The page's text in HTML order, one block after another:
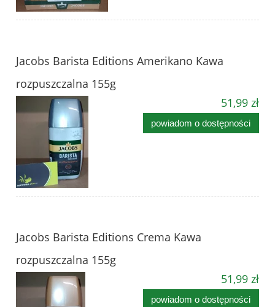
Jacobs Barista Editions Amerikano Kawa
rozpuszczalna 155g
51,99 zł
powiadom o dostępności
Jacobs Barista Editions Crema Kawa
rozpuszczalna 155g
51,99 zł
powiadom o dostępności